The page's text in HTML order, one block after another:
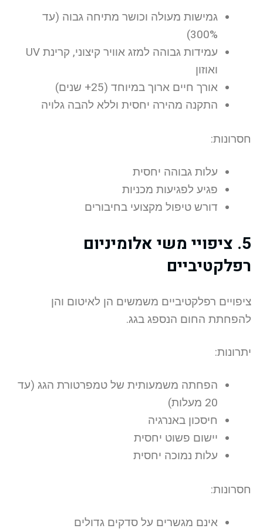
גמישות מעולה וכושר מתיחה גבוה (עד
300%)
עמידות גבוהה למזג אוויר קיצוני, קרינת UV
ואוזון
אורך חיים ארוך במיוחד (25+ שנים)
התקנה מהירה יחסית וללא להבה גלויה
חסרונות:
עלות גבוהה יחסית
פגיע לפגיעות מכניות
דורש טיפול מקצועי בחיבורים
5. ציפויי משי אלומיניום
רפלקטיביים
ציפויים רפלקטיביים משמשים הן לאיטום והן
להפחתת החום הנספג בגג.
יתרונות:
הפחתה משמעותית של טמפרטורת הגג (עד
20 מעלות)
חיסכון באנרגיה
יישום פשוט יחסית
עלות נמוכה יחסית
חסרונות:
אינם מגשרים על סדקים גדולים